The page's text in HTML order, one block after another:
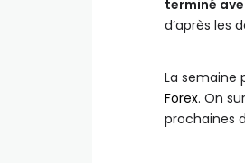
terminé
d’après les
La semaine
Forex. On
prochaines